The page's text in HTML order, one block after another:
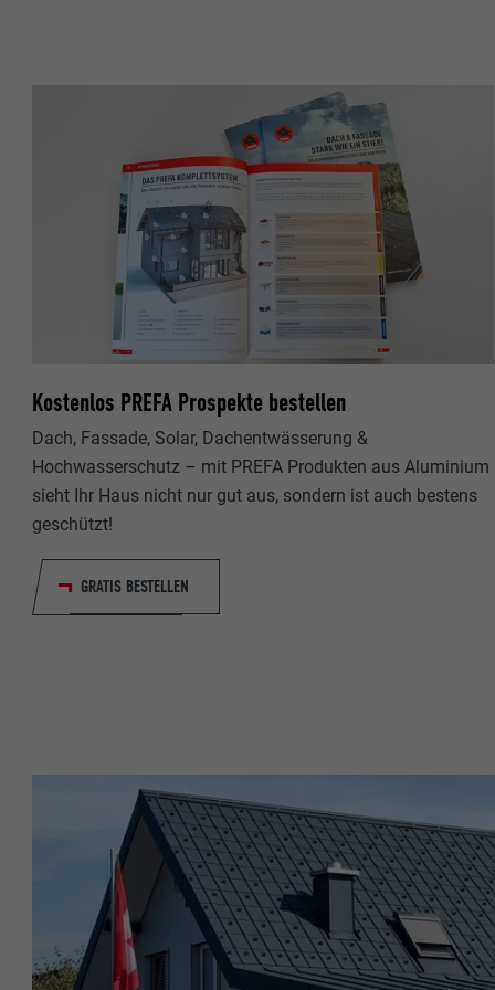
Kostenlos PREFA Prospekte bestellen
Dach, Fassade, Solar, Dachentwässerung &
Hochwasserschutz – mit PREFA Produkten aus Aluminium
sieht Ihr Haus nicht nur gut aus, sondern ist auch bestens
geschützt!
GRATIS BESTELLEN
Anbieter
Laufzeit
Name
Name
Laufzeit
Zweck
verwendet,
hinweg
Name
Anbieter
Laufzeit
Laufzeit
Zweck
Name